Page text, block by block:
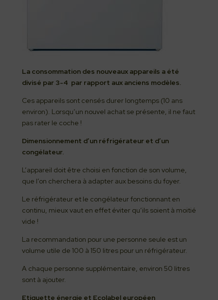
La consommation des nouveaux appareils a été
divisé par 3-4 par rapport aux anciens modèles.
Ces appareils sont censés durer longtemps (10 ans
environ). Lorsqu’un nouvel achat se présente, il ne faut
pas rater le coche !
Dimensionnement d’un réfrigérateur et d’un
congélateur.
L’appareil doit être choisi en fonction de son volume,
que l’on cherchera à adapter aux besoins du foyer.
Le réfrigérateur et le congélateur fonctionnant en
continu, mieux vaut en effet éviter qu’ils soient à moitié
vide !
La recommandation pour une personne seule est un
volume utile de 100 à 150 litres pour un réfrigérateur.
A chaque personne supplémentaire, environ 50 litres
sont à ajouter.
Etiquette énergie et Ecolabel européen